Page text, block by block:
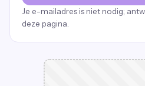
Je e-mailadres is niet nodig;
deze pagina.